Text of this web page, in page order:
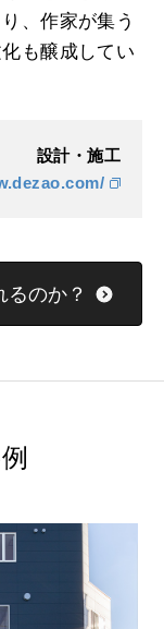
、作家が集う
も醸成してい
設計・施工
のか？